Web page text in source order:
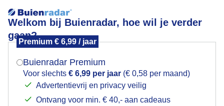
Welkom bij Buienradar, hoe wil je verder
gaan?
Premium € 6,99 / jaar
Buienradar Premium
Voor slechts € 6,99 per jaar (€ 0,58 per maand)
Advertentievrij en privacy veilig
Ontvang voor min. € 40,- aan cadeaus
Het Spaarne in de zon vandaag
Mogen we je locatie gebruiken voor het
Indien je hier nog geen akkoord op hebt gegeven,